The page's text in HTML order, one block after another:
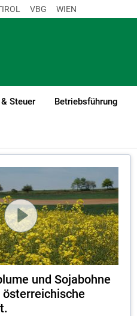
main content
VBG WIEN
Steuer Betriebsführung
und Sojabohne